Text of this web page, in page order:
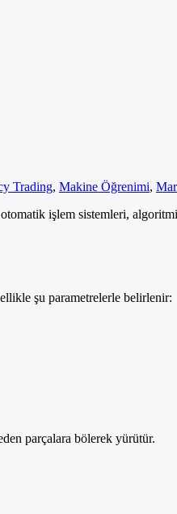
Trading, Makine Öğrenimi,
işlem sistemleri,
şu parametrelerle belirlenir:
parçalara bölerek yürütür.